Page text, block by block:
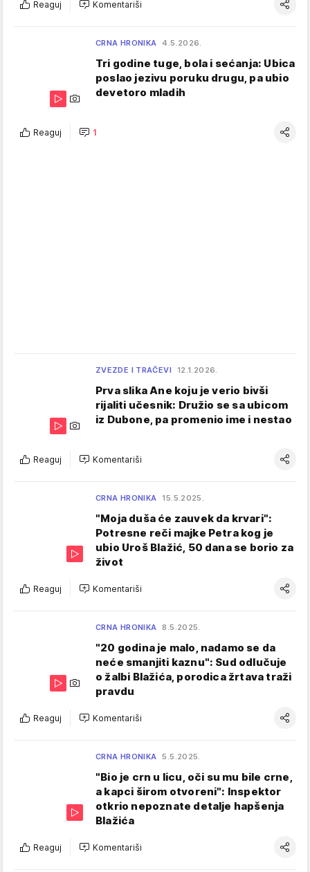
Reaguj Komentariši
CRNA HRONIKA 4.5.2026.
Tri godine tuge, bola i sećanja: Ubica
poslao jezivu poruku drugu, pa ubio
devetoro mladih
Reaguj 1
ZVEZDE I TRAČEVI 12.1.2026.
Prva slika Ane koju je verio bivši
rijaliti učesnik: Družio se sa ubicom
iz Dubone, pa promenio ime i nestao
Reaguj Komentariši
CRNA HRONIKA 15.5.2025.
"Moja duša će zauvek da krvari":
Potresne reči majke Petra kog je
ubio Uroš Blažić, 50 dana se borio za
život
Reaguj Komentariši
CRNA HRONIKA 8.5.2025.
"20 godina je malo, nadamo se da
neće smanjiti kaznu": Sud odlučuje
o žalbi Blažića, porodica žrtava traži
pravdu
Reaguj Komentariši
CRNA HRONIKA 5.5.2025.
"Bio je crn u licu, oči su mu bile crne,
a kapci širom otvoreni": Inspektor
otkrio nepoznate detalje hapšenja
Blažića
Reaguj Komentariši